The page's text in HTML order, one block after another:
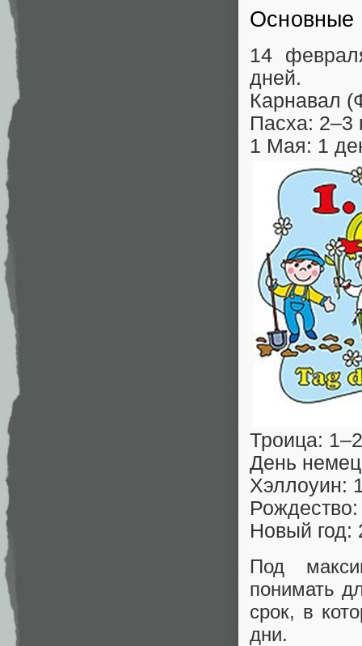
Основные
14
дней.
Карнавал
Пасха: 2–3
1 Мая: 1
Троица:
День
Хэллоуин:
Новый год:
Под
понимать
срок, в
дни.